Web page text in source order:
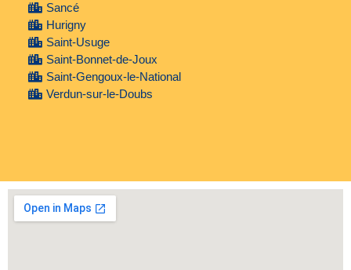
Sancé
Hurigny
Saint-Usuge
Saint-Bonnet-de-Joux
Saint-Gengoux-le-National
Verdun-sur-le-Doubs